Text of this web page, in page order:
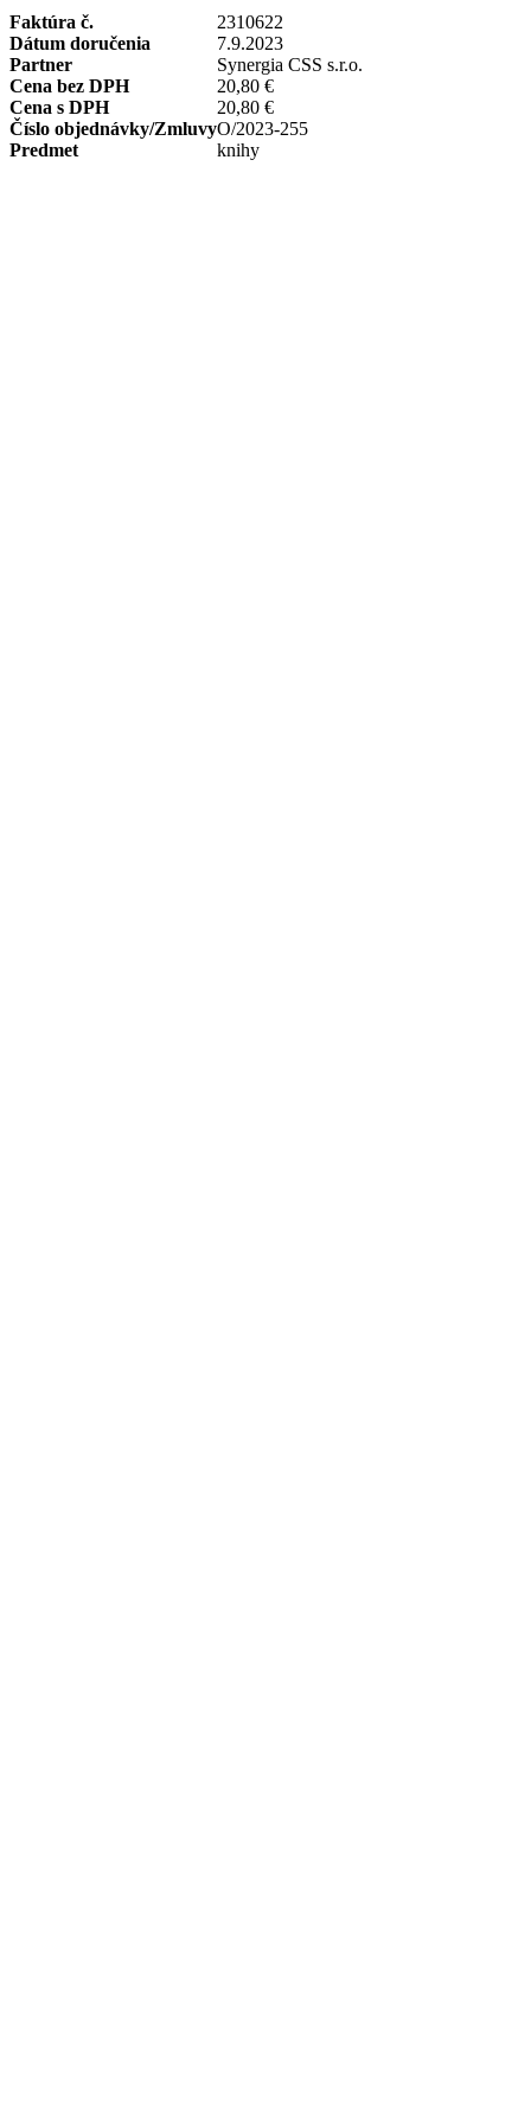
Faktúra č.
2310622
Dátum doručenia
7.9.2023
Partner
Synergia CSS s.r.o.
Cena bez DPH
20,80 €
Cena s DPH
20,80 €
Číslo objednávky/ZmluvyO/2023-255
Predmet
knihy